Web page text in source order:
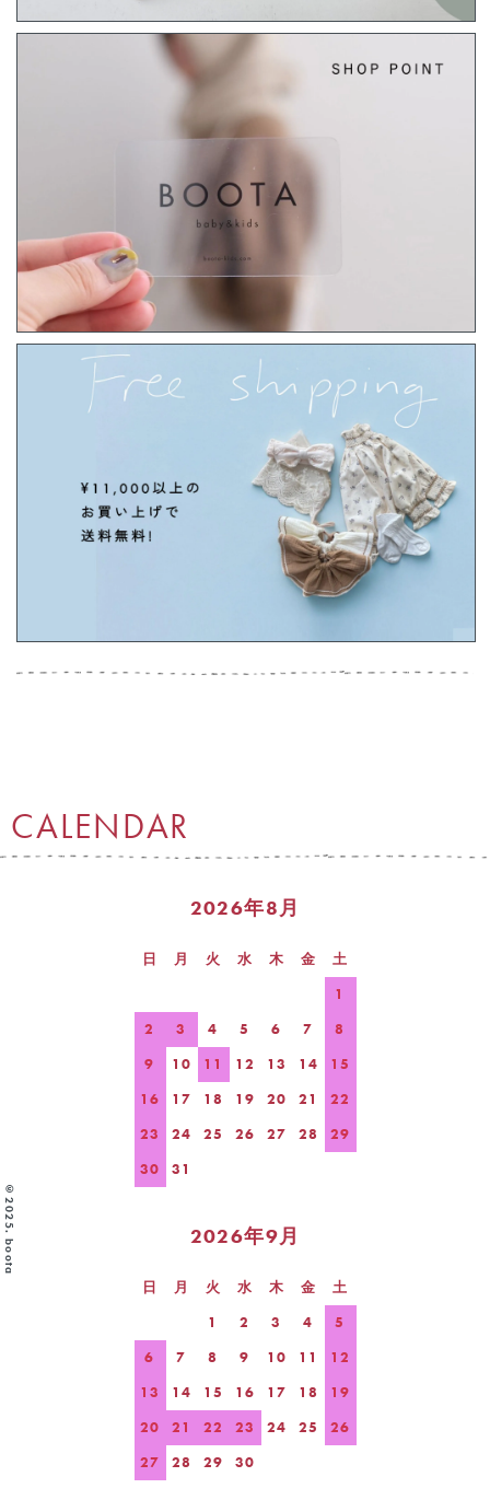
CALENDAR
2026年8月
日 月 火 水 木 金
土
1
2
3 4 5 6 7
8
9
10 11 12 13 14
15
16
17 18 19 20 21
22
23
24 25 26 27 28
29
30
31
2026年9月
日 月 火 水 木 金
土
1
2 3 4
5
6
7 8 9 10 11
12
13
14 15 16 17 18
19
20
21 22 23 24 25
26
27
28 29 30
©2025. boota